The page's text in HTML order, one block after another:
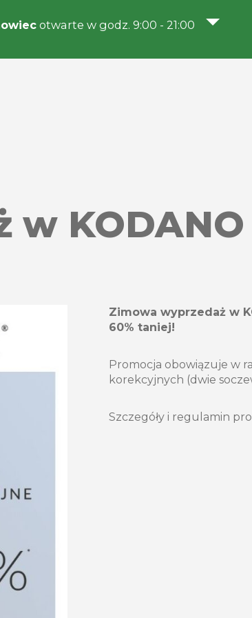
otwarte w godz. 9:00 - 21:00
w
Zimowa wyprzedaż w
60% taniej!
Promocja obowiązuje w
korekcyjnych (dwie
Szczegóły i regulamin